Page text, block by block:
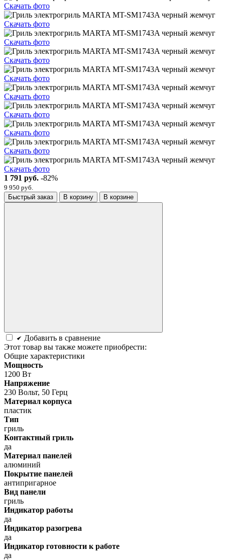
Скачать фото
Скачать фото
Скачать фото
Скачать фото
Скачать фото
Скачать фото
Скачать фото
Скачать фото
Скачать фото
Скачать фото
1 791 руб. -82%
9 950 руб.
Быстрый заказ
В корзину В корзине
Добавить в сравнение
Этот товар вы также можете приобрести:
Общие характеристики
Мощность
1200 Вт
Напряжение
230 Вольт, 50 Герц
Материал корпуса
пластик
Тип
гриль
Контактный гриль
да
Материал панелей
алюминий
Покрытие панелей
антипригарное
Вид панели
гриль
Индикатор работы
да
Индикатор разогрева
да
Индикатор готовности к работе
да